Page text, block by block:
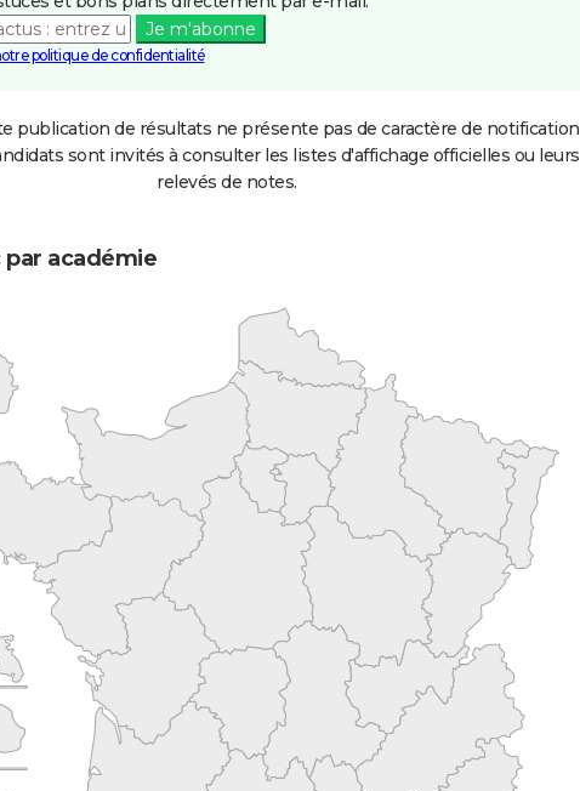
Je m'abonne
politique de confidentialité
publication de résultats ne présente pas de caractère de notification
sont invités à consulter les listes d'affichage officielles ou leurs
relevés de notes.
par académie